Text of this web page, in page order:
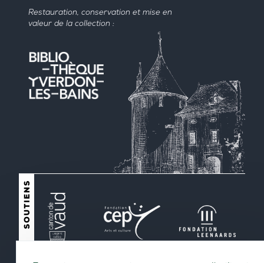
Restauration, conservation et mise en
valeur de la collection :